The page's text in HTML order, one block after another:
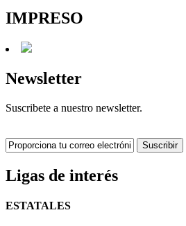
IMPRESO
Newsletter
Suscribete a nuestro newsletter.
Suscribir
Ligas de interés
ESTATALES